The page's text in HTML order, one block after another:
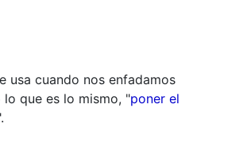
usa cuando nos enfadamos
lo que es lo mismo, "poner el